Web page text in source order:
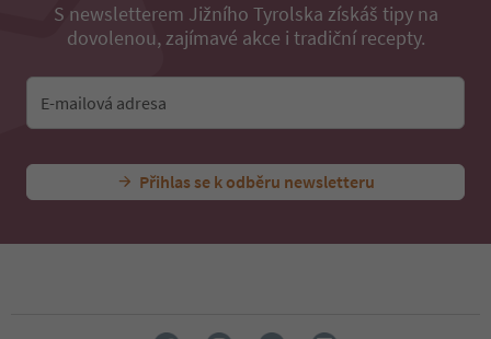
S newsletterem Jižního Tyrolska získáš tipy na
dovolenou, zajímavé akce i tradiční recepty.
E-mailová adresa
Přihlas se k odběru newsletteru